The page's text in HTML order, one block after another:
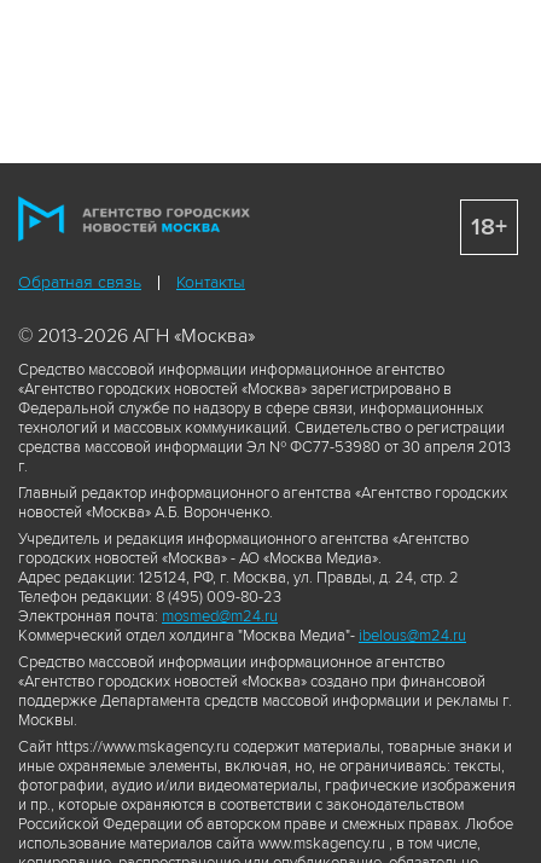
Обратная связь Контакты
© 2013-2026 АГН «Москва»
Средство массовой информации информационное агентство
«Агентство городских новостей «Москва» зарегистрировано в
Федеральной службе по надзору в сфере связи, информационных
технологий и массовых коммуникаций. Свидетельство о регистрации
средства массовой информации Эл № ФС77-53980 от 30 апреля 2013
г.
Главный редактор информационного агентства «Агентство городских
новостей «Москва» А.Б. Воронченко.
Учредитель и редакция информационного агентства «Агентство
городских новостей «Москва» - АО «Москва Медиа».
Адрес редакции: 125124, РФ, г. Москва, ул. Правды, д. 24, стр. 2
Телефон редакции: 8 (495) 009-80-23
Электронная почта: mosmed@m24.ru
Коммерческий отдел холдинга "Москва Медиа"- ibelous@m24.ru
Средство массовой информации информационное агентство
«Агентство городских новостей «Москва» создано при финансовой
поддержке Департамента средств массовой информации и рекламы г.
Москвы.
Сайт https://www.mskagency.ru содержит материалы, товарные знаки и
иные охраняемые элементы, включая, но, не ограничиваясь: тексты,
фотографии, аудио и/или видеоматериалы, графические изображения
и пр., которые охраняются в соответствии с законодательством
Российской Федерации об авторском праве и смежных правах. Любое
использование материалов сайта www.mskagency.ru , в том числе,
18+